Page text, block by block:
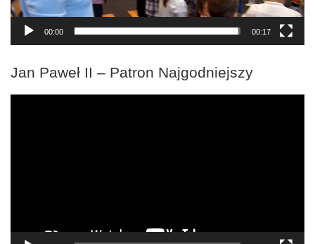
00:00 00:17
Jan Paweł II – Patron Najgodniejszy